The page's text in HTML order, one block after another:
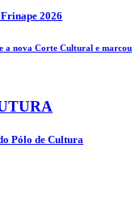
2026
a nova Corte Cultural e marcou
Pólo de Cultura